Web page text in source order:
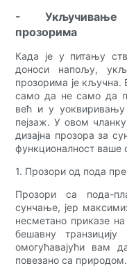
- Укључивање
прозорима
Када је у питању
доноси напољу,
прозорима је кључна.
само да не само да
већ и у уоквиривању
пејзаж. У овом
дизајна прозора за
функционалност ваше
1. Прозори од пода
Прозори са пода-
сунчање, јер
несметано приказе
бешавну
омогућавајући вам
повезано са природом.